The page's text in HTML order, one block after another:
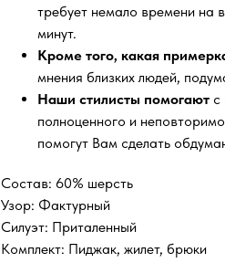
требует немало времени на
минут.
Кроме того, какая
мнения близких людей,
Наши стилисты помогают с
полноценного и
помогут Вам сделать
Состав: 60% шерсть
Узор: Фактурный
Силуэт: Приталенный
Комплект: Пиджак, жилет, брюки